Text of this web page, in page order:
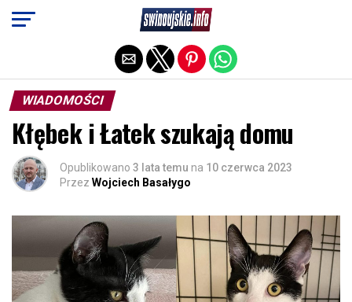
WIADOMOŚCI
Kłębek i Łatek szukają domu
Opublikowano 3 lata temu na 10 czerwca 2023
Przez Wojciech Basałygo
Exit mobile version